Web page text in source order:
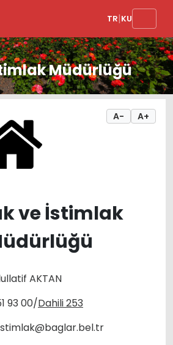
TR|KU
Müdürlüğü
A- A+
ve İstimlak
AKTAN
93 00/Dahili 253